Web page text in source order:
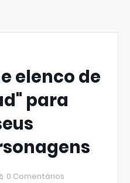
elenco de
para
0 Comentários